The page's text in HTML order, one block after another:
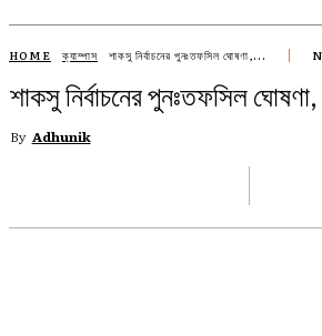
HOME ক্যাম্পাস শাকসু নির্বাচনের পুনঃতফসিল ঘোষণা,...
শাকসু নির্বাচনের পুনঃতফসিল ঘোষণা,
By Adhunik